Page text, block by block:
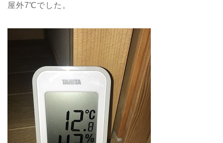
屋外7℃でした。